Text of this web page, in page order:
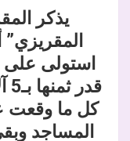
يذكر
استولى على
كل ما وقعت
المساجد